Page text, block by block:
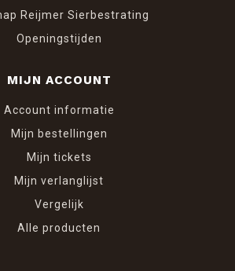
Reijmer Sierbestrating
Openingstijden
MIJN ACCOUNT
Account informatie
Mijn bestellingen
Mijn tickets
Mijn verlanglijst
Vergelijk
Alle producten